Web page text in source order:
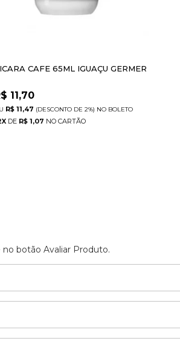
CAFE 65ML IGUAÇU GERMER
11,70
R$ 11,47 (DESCONTO DE 2%) NO BOLETO
X DE R$ 1,07
no botão Avaliar Produto.